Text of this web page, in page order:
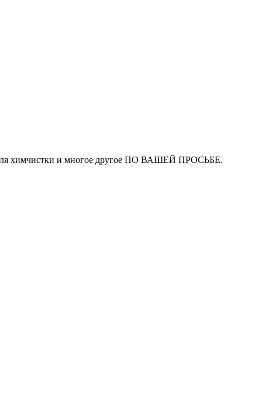
для химчистки и многое другое ПО ВАШЕЙ ПРОСЬБЕ.